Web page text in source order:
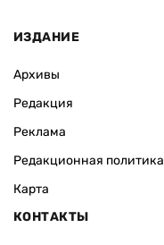
ИЗДАНИЕ
Архивы
Редакция
Реклама
Редакционная политика
Карта
КОНТАКТЫ